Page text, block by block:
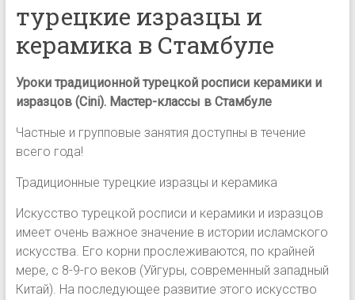
турецкие изразцы и
керамика в Стамбуле
Уроки традиционной турецкой росписи керамики и
изразцов (Cini). Мастер-классы в Стамбуле
Частные и групповые занятия доступны в течение
всего года!
Традиционные турецкие изразцы и керамика
Искусство турецкой росписи и керамики и изразцов
имеет очень важное значение в истории исламского
искусства. Его корни прослеживаются, по крайней
мере, с 8-9-го веков (Уйгуры, современный западный
Китай). На последующее развитие этого искусство